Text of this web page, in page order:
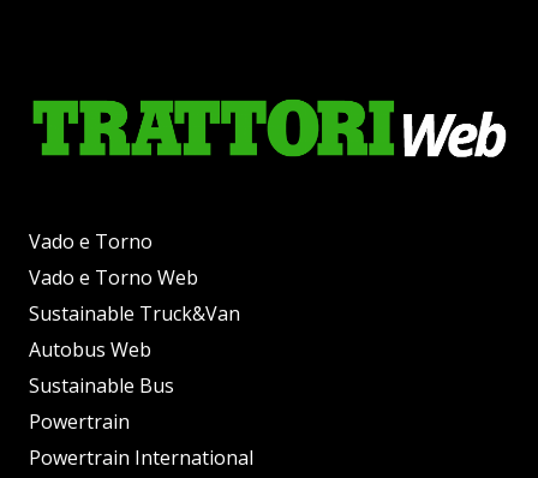
Vado e Torno
Vado e Torno Web
Sustainable Truck&Van
Autobus Web
Sustainable Bus
Powertrain
Powertrain International